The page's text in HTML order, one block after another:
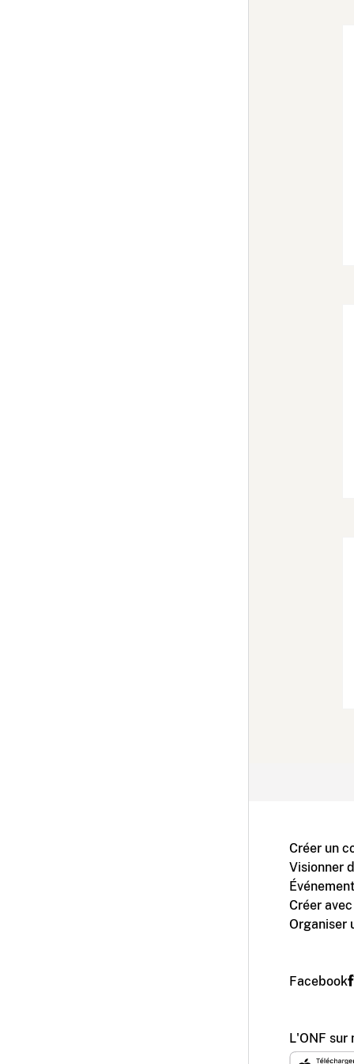
Créer un
Visionner
Créer
Organiser
Facebook
L'ONF sur